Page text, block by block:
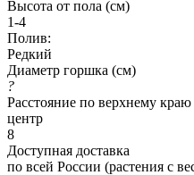
Высота от пола (см)
1-4
Полив:
Редкий
Диаметр горшка (см)
?
Расстояние по верхнему краю
центр
8
Доступная доставка
по всей России (растения с